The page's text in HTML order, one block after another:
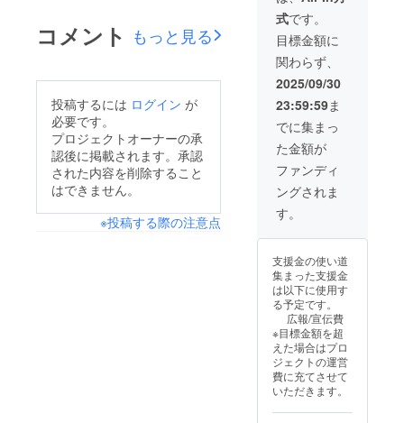
ました「出版記念パー
ティ」のご報告をさせ
て、私たちの出版を記
念するパーティを開催
いたしました。当日は
なんと60名以上の方々
かい拍手と笑顔に包ま
コメント もっと見る
投稿するには ログイン が
必要です。
プロジェクトオーナーの承
認後に掲載されます。承認
された内容を削除すること
はできません。
※投稿する際の注意点
を聞い
て、人
生が変
わっ
た」 そ
ていた
だける
時間を
お届け
しま
す。 あ
なたの
ぜひ
とっ
しーを
お招き
くださ
い。 ※
別途交
通費が
発生す
る場合
がござ
いま
す。
ント
に“影響
力のあ
る登壇
者”を迎
えたい
方 ・地
域や業
界に新
しい学
びや刺
激を届
けたい
方 ・
ある仲
間に価
値ある
場を提
供した
い方 あ
なたが
主催す
るから
こそ生
まれる
つなが
りと、
ベント
を告知
したい
・講座
や商品
を広く
知って
もらい
たい “伝
える
力”と“
広げる
力”を持
つとっ
なたの
コンテ
ンツ
を、丁
寧に世
の中へ
広げて
いきま
す。
による
動画投
稿 ・構
成や内
容は事
前ヒア
リング
の上
で、相
談しな
がら決
定 ● こ
んな方
におす
人
届けた
いサー
ビスや
想いが
ある方
・SNS
で話題
を生み
出す
きっか
けが欲
10本
を、僕
たちの
チーム
がまる
ごと代
行制作
しま
す。 ●
内容 ・
事前ヒ
アリン
グで、
あなた
い・強
理 ・企
画構成
＋撮影
（都内
または
ご相談
に応じ
て） ・
編集
（テ
ロッ
公式
LINE（
1.5万人
リス
ト）
Facebo
ok（約
5,000
フォロ
ワー）
の4媒体
すべて
で、 あ
なたの
動・イ
などを
号外広
告とし
て1回ず
つ配信
いたし
ます。
● 内容
・
TikTok
への1回
SNS塾
スプ
リー
ム。 こ
れまで
に500以
上の
TikTok
アカウ
ント、
150以上
の
Instagr
amアカ
デュー
自身も
フォロ
ワー70
万超を
誇る
とっ
しー
が、全
ノウハ
ウと戦
略を注
発信 ／
あなた
のサー
ビス・
イベン
ト・コ
ンテン
ツを、
とっ
しーが
運営す
る主要
SNSメ
ディア4
れ2回ず
（合計8
回）し
ます。
● 対象
メディ
ア（各2
回配
信）
TikTok
（約45
万フォ
式です。
目標金額に
関わらず、
2025/09/30
23:59:59ま
でに集まっ
た金額が
ファンディ
ングされま
す。
支援金の使い道
集まった支援金
は以下に使用す
る予定です。
広報/宣伝費
※目標金額を超
えた場合はプロ
ジェクトの運営
費に充てさせて
いただきます。